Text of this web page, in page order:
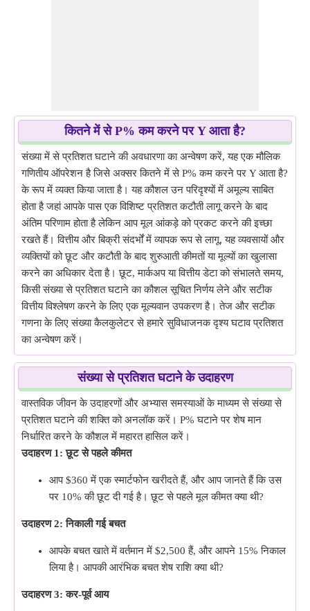
कितने में से P% कम करने पर Y आता है?
संख्या में से प्रतिशत घटाने की अवधारणा का अन्वेषण करें, यह एक मौलिक
गणितीय ऑपरेशन है जिसे अक्सर कितने में से P% कम करने पर Y आता है?
के रूप में व्यक्त किया जाता है। यह कौशल उन परिदृश्यों में अमूल्य साबित
होता है जहां आपके पास एक विशिष्ट प्रतिशत कटौती लागू करने के बाद
अंतिम परिणाम होता है लेकिन आप मूल आंकड़े को प्रकट करने की इच्छा
रखते हैं। वित्तीय और बिक्री संदर्भों में व्यापक रूप से लागू, यह व्यवसायों और
व्यक्तियों को छूट और कटौती के बाद शुरुआती कीमतों या मूल्यों का खुलासा
करने का अधिकार देता है। छूट, मार्कअप या वित्तीय डेटा को संभालते समय,
किसी संख्या से प्रतिशत घटाने का कौशल सूचित निर्णय लेने और सटीक
वित्तीय विश्लेषण करने के लिए एक मूल्यवान उपकरण है। तेज और सटीक
गणना के लिए संख्या कैलकुलेटर से हमारे सुविधाजनक दृश्य घटाव प्रतिशत
का अन्वेषण करें।
संख्या से प्रतिशत घटाने के उदाहरण
वास्तविक जीवन के उदाहरणों और अभ्यास समस्याओं के माध्यम से संख्या से
प्रतिशत घटाने की शक्ति को अनलॉक करें। P% घटाने पर शेष मान
निर्धारित करने के कौशल में महारत हासिल करें।
उदाहरण 1: छूट से पहले कीमत
आप $360 में एक स्मार्टफोन खरीदते हैं, और आप जानते हैं कि उस
पर 10% की छूट दी गई है। छूट से पहले मूल कीमत क्या थी?
उदाहरण 2: निकाली गई बचत
आपके बचत खाते में वर्तमान में $2,500 हैं, और आपने 15% निकाल
लिया है। आपकी आरंभिक बचत शेष राशि क्या थी?
उदाहरण 3: कर-पूर्व आय